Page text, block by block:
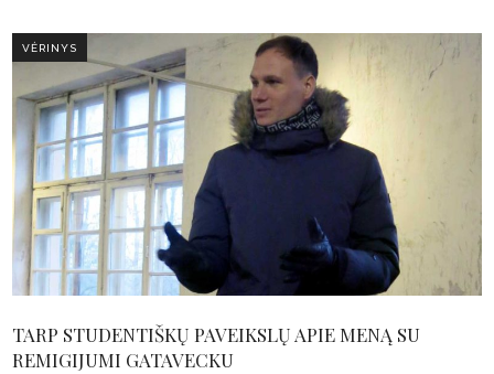
VĖRINYS
TARP STUDENTIŠKŲ PAVEIKSLŲ APIE MENĄ SU
REMIGIJUMI GATAVECKU